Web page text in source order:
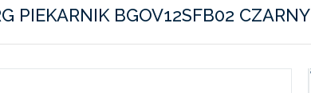
PIEKARNIK BGOV12SFB02 CZARNY